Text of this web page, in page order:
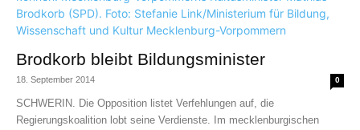
Brodkorb bleibt Bildungsminister
18. September 2014 0
SCHWERIN. Die Opposition listet Verfehlungen auf, die
Regierungskoalition lobt seine Verdienste. Im mecklenburgischen